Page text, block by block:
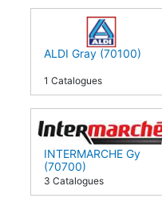
ALDI Gray (70100)
1 Catalogues
INTERMARCHE Gy
(70700)
3 Catalogues